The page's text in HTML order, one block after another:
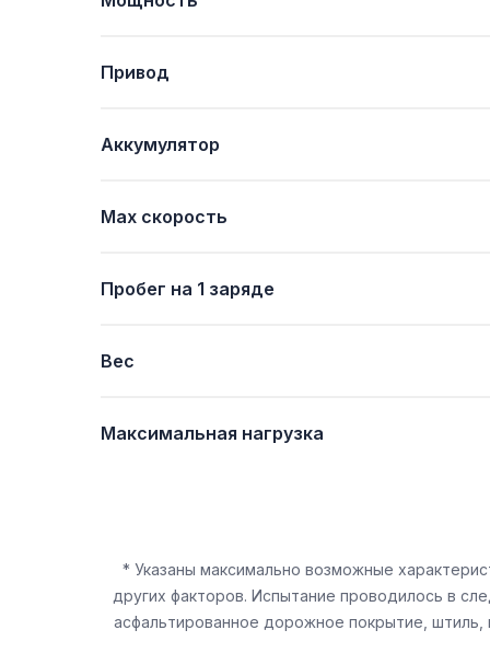
Привод
Аккумулятор
Мах скорость
Пробег на 1 заряде
Вес
Максимальная нагрузка
* Указаны максимально возможные
других факторов. Испытание проводилось в
асфальтированное дорожное покрытие, штиль,